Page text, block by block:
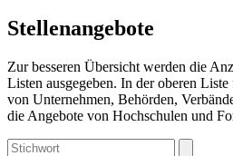
Stellenangebote
Zur besseren Übersicht werden die
Listen ausgegeben. In der oberen
von Unternehmen, Behörden,
die Angebote von Hochschulen und